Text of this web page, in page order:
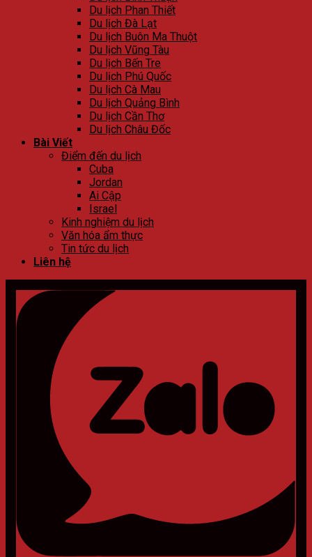
Du lịch Phan Thiết
Du lịch Đà Lạt
Du lịch Buôn Ma Thuột
Du lịch Vũng Tàu
Du lịch Bến Tre
Du lịch Phú Quốc
Du lịch Cà Mau
Du lịch Quảng Bình
Du lịch Cần Thơ
Du lịch Châu Đốc
Bài Viết
Điểm đến du lịch
Cuba
Jordan
Ai Cập
Israel
Kinh nghiệm du lịch
Văn hóa ẩm thực
Tin tức du lịch
Liên hệ